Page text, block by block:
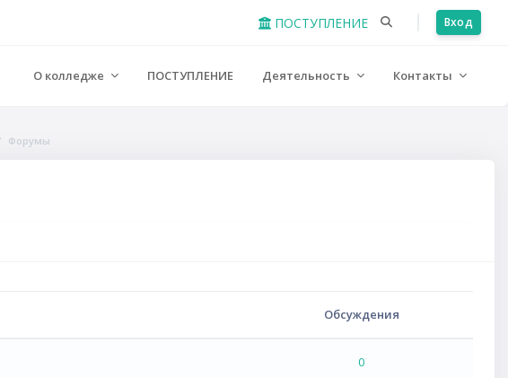
ПОСТУПЛЕНИЕ Вход
О колледже ПОСТУПЛЕНИЕ Деятельность Контакты
Форумы
Обсуждения
0